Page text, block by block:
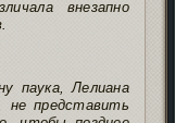
внезапно
паука, Лелиана
не представить